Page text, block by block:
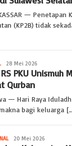
— Penetapan
(KP2B) tidak
ophie
makassar
28 Mei 2026
PKU Unismuh
Qurban
— Hari Raya
bagi keluarga
ophie
20 Mei 2026